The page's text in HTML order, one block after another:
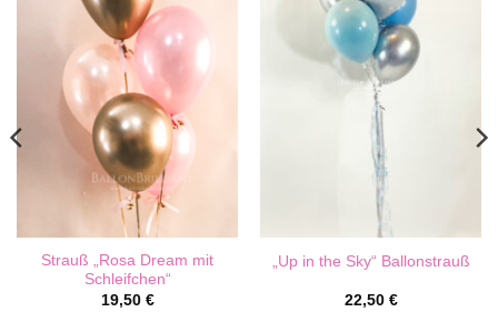
Strauß „Rosa Dream mit
Schleifchen“
19,50 €
„Up in the Sky“ Ballonstrauß
22,50 €